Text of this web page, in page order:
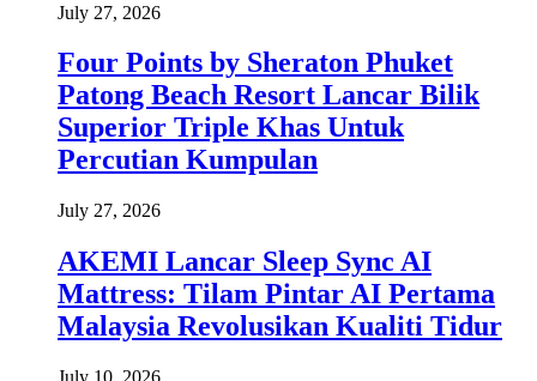
July 27, 2026
Four Points by Sheraton Phuket
Patong Beach Resort Lancar Bilik
Superior Triple Khas Untuk
Percutian Kumpulan
July 27, 2026
AKEMI Lancar Sleep Sync AI
Mattress: Tilam Pintar AI Pertama
Malaysia Revolusikan Kualiti Tidur